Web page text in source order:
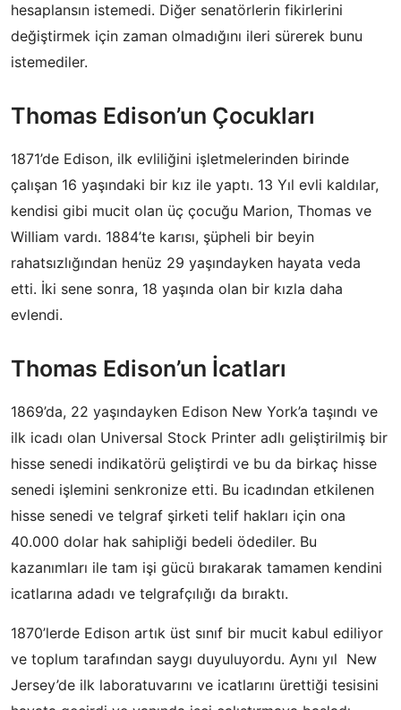
hesaplansın istemedi. Diğer senatörlerin fikirlerini
değiştirmek için zaman olmadığını ileri sürerek bunu
istemediler.
Thomas Edison’un Çocukları
1871’de Edison, ilk evliliğini işletmelerinden birinde
çalışan 16 yaşındaki bir kız ile yaptı. 13 Yıl evli kaldılar,
kendisi gibi mucit olan üç çocuğu Marion, Thomas ve
William vardı. 1884’te karısı, şüpheli bir beyin
rahatsızlığından henüz 29 yaşındayken hayata veda
etti. İki sene sonra, 18 yaşında olan bir kızla daha
evlendi.
Thomas Edison’un İcatları
1869’da, 22 yaşındayken Edison New York’a taşındı ve
ilk icadı olan Universal Stock Printer adlı geliştirilmiş bir
hisse senedi indikatörü geliştirdi ve bu da birkaç hisse
senedi işlemini senkronize etti. Bu icadından etkilenen
hisse senedi ve telgraf şirketi telif hakları için ona
40.000 dolar hak sahipliği bedeli ödediler. Bu
kazanımları ile tam işi gücü bırakarak tamamen kendini
icatlarına adadı ve telgrafçılığı da bıraktı.
1870’lerde Edison artık üst sınıf bir mucit kabul ediliyor
ve toplum tarafından saygı duyuluyordu. Aynı yıl New
Jersey’de ilk laboratuvarını ve icatlarını ürettiği tesisini